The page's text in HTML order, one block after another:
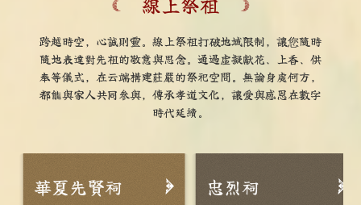
跨越時空，心誠則靈。線上祭祖打破地域限制，讓您隨時
隨地表達對先祖的敬意與思念。通過虛擬獻花、上香、供
奉等儀式，在云端構建莊嚴的祭祀空間。無論身處何方，
都能與家人共同參與，傳承孝道文化，讓愛與感恩在數字
時代延續。
華夏先賢祠 忠烈祠